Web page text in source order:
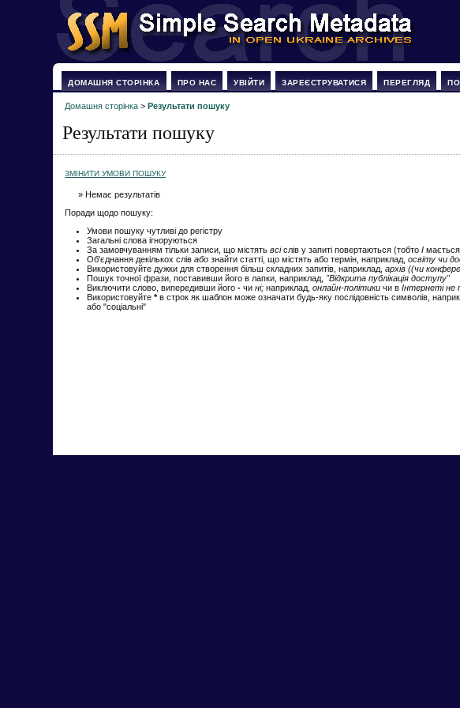
ДОМАШНЯ СТОРІНКА ПРО НАС УВІЙТИ ЗАРЕЄСТРУВАТИСЯ ПЕРЕГЛЯД
Домашня сторінка >Результати пошуку
Результати пошуку
ЗМІНИТИ УМОВИ ПОШУКУ
» Немає результатів
Поради щодо пошуку:
Умови пошуку чутливі до регістру
Загальні слова ігноруються
За замовчуванням тільки записи, що містятьвсіслів у запиті повертаються (тобтоІ мається
Об'єднання декількох слівабо знайти статті, що містять або термін, наприклад,освіту чи
Використовуйте дужки для створення більш складних запитів, наприклад,архів ((чи
Пошук точної фрази, поставивши його в лапки, наприклад, "Відкрита публікація доступу"
Виключити слово, випередивши його- чині; наприклад,онлайн-політики чи вІнтернеті не
Використовуйте*в строк як шаблон може означати будь-яку послідовність символів,
або "соціальні"